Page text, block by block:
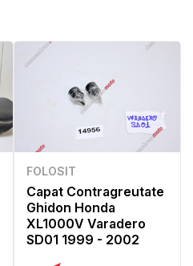
FOLOSIT
Capat Contragreutate
Ghidon Honda
XL1000V Varadero
SD01 1999 - 2002